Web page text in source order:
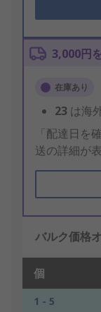
3,000円
在庫あり
23 は海
「配達日を
送の詳細が
バルク価格
個
1 - 5